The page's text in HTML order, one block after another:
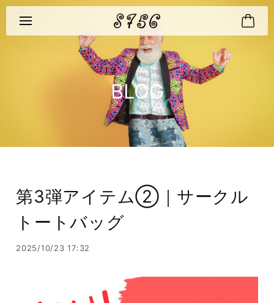
BLOG
第3弾アイテム②｜サークル
トートバッグ
2025/10/23 17:32